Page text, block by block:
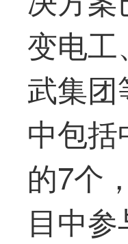
变电
武集
中包
的7个
目中